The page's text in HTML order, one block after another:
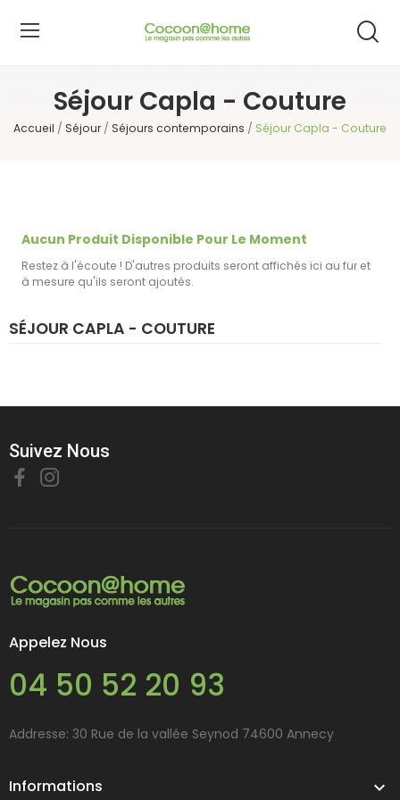
Séjour Capla - Couture
Accueil Séjour Séjours contemporains Séjour Capla - Couture
SÉJOUR CAPLA - COUTURE
Aucun Produit Disponible Pour Le Moment
Restez à l'écoute ! D'autres produits seront affichés ici au fur et
à mesure qu'ils seront ajoutés.
Suivez Nous
Appelez Nous
04 50 52 20 93
Addresse: 30 Rue de la vallée Seynod 74600 Annecy
Informations 